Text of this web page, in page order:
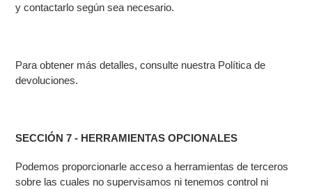
y contactarlo según sea necesario.
Para obtener más detalles, consulte nuestra Política de
devoluciones.
SECCIÓN 7 - HERRAMIENTAS OPCIONALES
Podemos proporcionarle acceso a herramientas de terceros
sobre las cuales no supervisamos ni tenemos control ni